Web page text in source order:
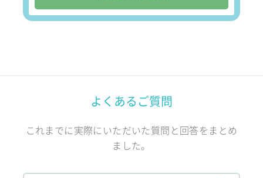
よくあるご質問
これまでに実際にいただいた質問と回答をまとめ
ました。